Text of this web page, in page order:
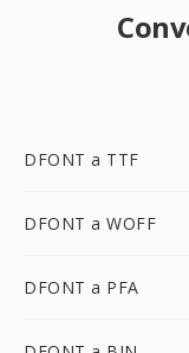
DFONT a TTF
DFONT a WOFF
DFONT a PFA